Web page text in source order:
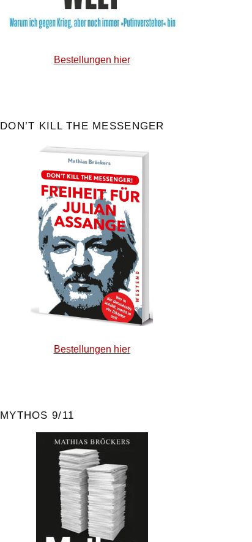
Bestellungen hier
DON’T KILL THE MESSENGER
Bestellungen hier
MYTHOS 9/11